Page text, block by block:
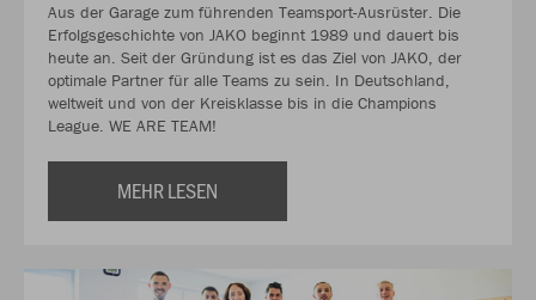
Aus der Garage zum führenden Teamsport-Ausrüster. Die
Erfolgsgeschichte von JAKO beginnt 1989 und dauert bis
heute an. Seit der Gründung ist es das Ziel von JAKO, der
optimale Partner für alle Teams zu sein. In Deutschland,
weltweit und von der Kreisklasse bis in die Champions
League. WE ARE TEAM!
MEHR LESEN